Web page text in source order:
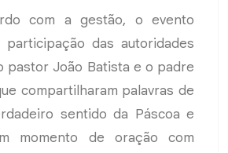
com a gestão, o evento
das autoridades
pastor João Batista e o padre
compartilharam palavras de
sentido da Páscoa e
momento de oração com